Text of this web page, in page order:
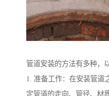
管道安装的方法有多种，
1. 准备工作：在安装管道
定管道的走向、管径、材